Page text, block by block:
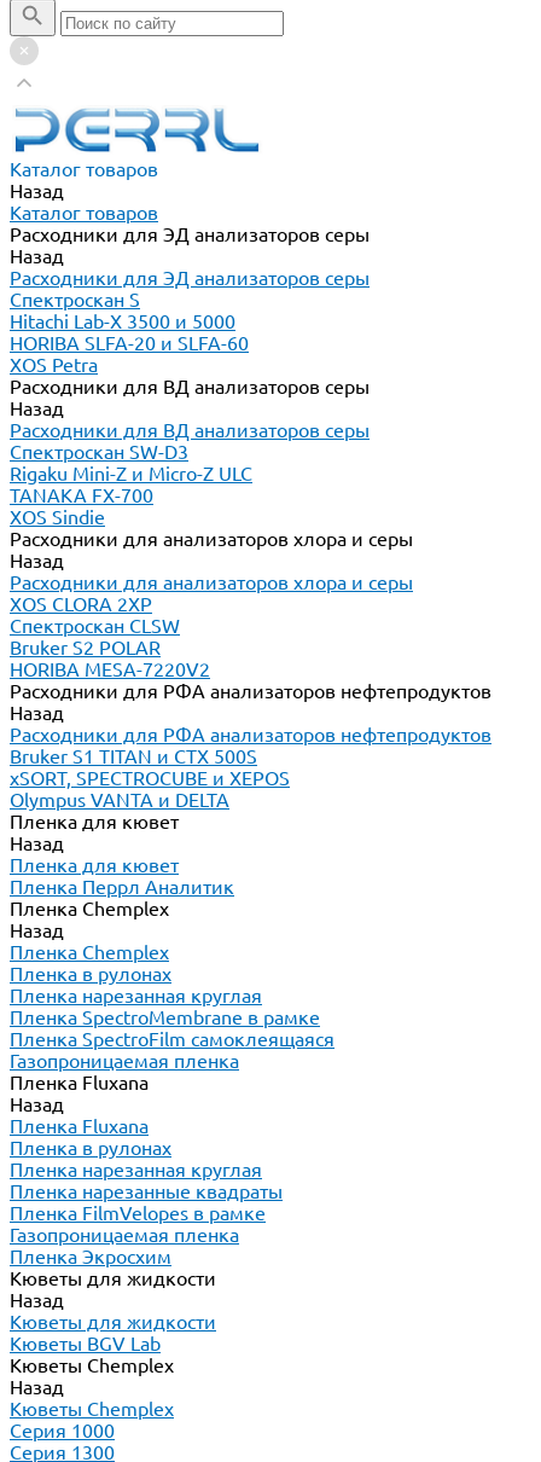
Каталог товаров
Назад
Каталог товаров
Расходники для ЭД анализаторов серы
Назад
Расходники для ЭД анализаторов серы
Спектроскан S
Hitachi Lab-X 3500 и 5000
HORIBA SLFA-20 и SLFA-60
XOS Petra
Расходники для ВД анализаторов серы
Назад
Расходники для ВД анализаторов серы
Спектроскан SW-D3
Rigaku Mini-Z и Micro-Z ULC
TANAKA FX-700
XOS Sindie
Расходники для анализаторов хлора и серы
Назад
Расходники для анализаторов хлора и серы
XOS CLORA 2XP
Спектроскан CLSW
Bruker S2 POLAR
HORIBA MESA-7220V2
Расходники для РФА анализаторов нефтепродуктов
Назад
Расходники для РФА анализаторов нефтепродуктов
Bruker S1 TITAN и CTX 500S
xSORT, SPECTROCUBE и XEPOS
Olympus VANTA и DELTA
Пленка для кювет
Назад
Пленка для кювет
Пленка Перрл Аналитик
Пленка Chemplex
Назад
Пленка Chemplex
Пленка в рулонах
Пленка нарезанная круглая
Пленка SpectroMembrane в рамке
Пленка SpectroFilm самоклеящаяся
Газопроницаемая пленка
Пленка Fluxana
Назад
Пленка Fluxana
Пленка в рулонах
Пленка нарезанная круглая
Пленка нарезанные квадраты
Пленка FilmVelopes в рамке
Газопроницаемая пленка
Пленка Экросхим
Кюветы для жидкости
Назад
Кюветы для жидкости
Кюветы BGV Lab
Кюветы Chemplex
Назад
Кюветы Chemplex
Серия 1000
Серия 1300